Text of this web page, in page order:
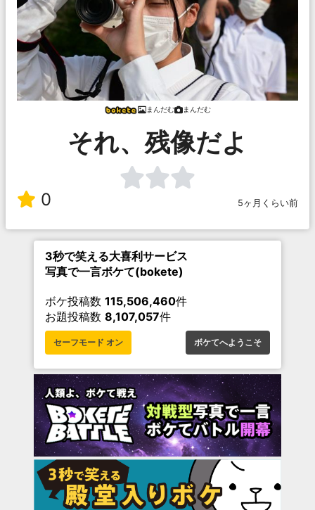
まんだむ まんだむ
それ、残像だよ
0 5ヶ月くらい前
3秒で笑える大喜利サービス
写真で一言ボケて(bokete)
ボケ投稿数 115,506,460件
お題投稿数 8,107,057件
セーフモード オン ボケてへようこそ